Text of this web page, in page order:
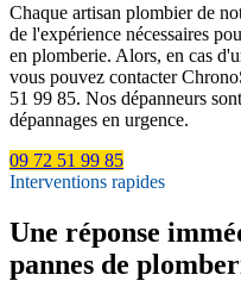
Chaque artisan plombier de
de l'expérience nécessaires
en plomberie. Alors, en cas
vous pouvez contacter
51 99 85. Nos dépanneurs
dépannages en urgence.
09 72 51 99 85
Interventions rapides
Une réponse
pannes de